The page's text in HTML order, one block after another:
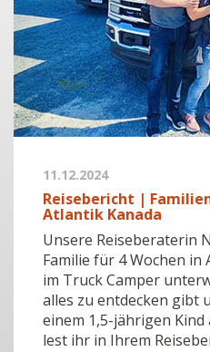
11.12.2024
Reisebericht |
Atlantik Kanada
Unsere Reiseberaterin
Familie für 4 Wochen in
im Truck Camper
alles zu entdecken gibt
einem 1,5-jährigen
lest ihr in Ihrem